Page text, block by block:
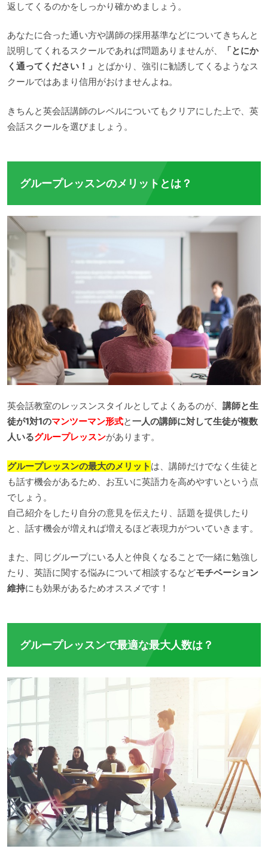
返してくるのかをしっかり確かめましょう。
あなたに合った通い方や講師の採用基準などについてきちんと
説明してくれるスクールであれば問題ありませんが、
「とにか
く通ってください！」 とばかり、強引に勧誘してくるようなス
クールではあまり信用がおけませんよね。
きちんと英会話講師のレベルについてもクリアにした上で、英
会話スクールを選びましょう。
グループレッスンのメリットとは？
英会話教室のレッスンスタイルとしてよくあるのが、 講師と生
徒が1対1のマンツーマン形式と一人の講師に対して生徒が複数
人いるグループレッスンがあります。
グループレッスンの最大のメリット は、講師だけでなく生徒と
も話す機会があるため、お互いに英語力を高めやすいという点
でしょう。
自己紹介をしたり自分の意見を伝えたり、話題を提供したり
と、話す機会が増えれば増えるほど表現力がついていきます。
また、同じグループにいる人と仲良くなることで一緒に勉強し
たり、英語に関する悩みについて相談するなどモチベーション
維持にも効果があるためオススメです！
グループレッスンで最適な最大人数は？